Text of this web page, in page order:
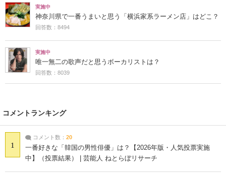
実施中
神奈川県で一番うまいと思う「横浜家系ラーメン店」はどこ？
回答数：8494
実施中
唯一無二の歌声だと思うボーカリストは？
回答数：8039
コメントランキング
1
コメント数： 20
一番好きな「韓国の男性俳優」は？【2026年版・人気投票実施
中】（投票結果） | 芸能人 ねとらぼリサーチ